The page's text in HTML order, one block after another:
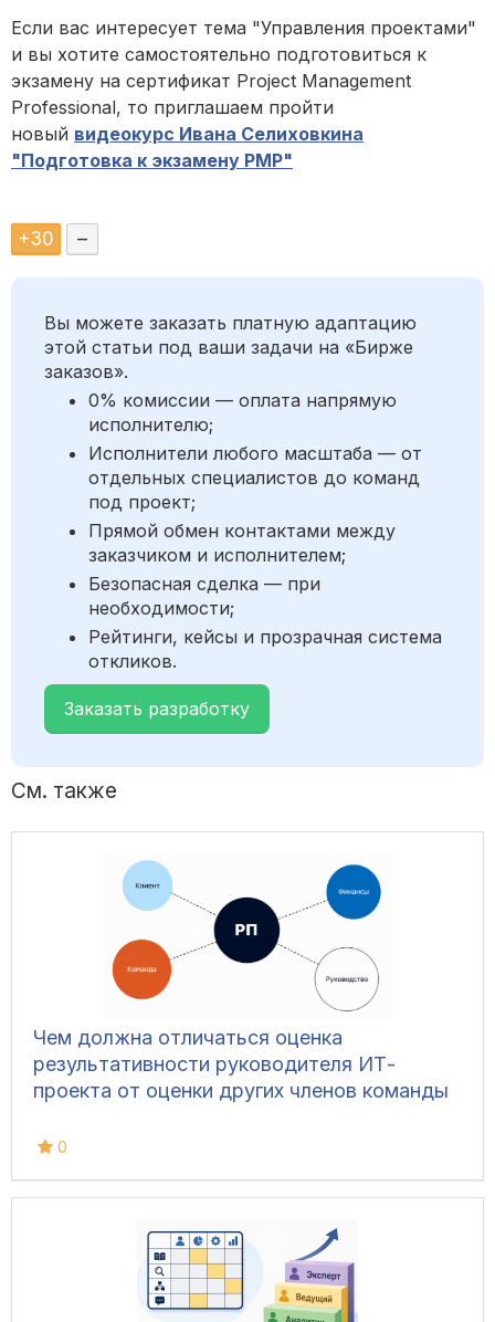
Если вас интересует тема "Управления проектами"
и вы хотите самостоятельно подготовиться к
экзамену на сертификат Project Management
Professional, то приглашаем пройти
новый видеокурс Ивана Селиховкина
"Подготовка к экзамену РМР"
+30 –
Вы можете заказать платную адаптацию
этой статьи под ваши задачи на «Бирже
заказов».
0% комиссии — оплата напрямую
исполнителю;
Исполнители любого масштаба — от
отдельных специалистов до команд
под проект;
Прямой обмен контактами между
заказчиком и исполнителем;
Безопасная сделка — при
необходимости;
Рейтинги, кейсы и прозрачная система
откликов.
Заказать разработку
См. также
Чем должна отличаться оценка
результативности руководителя ИТ-
проекта от оценки других членов команды
0